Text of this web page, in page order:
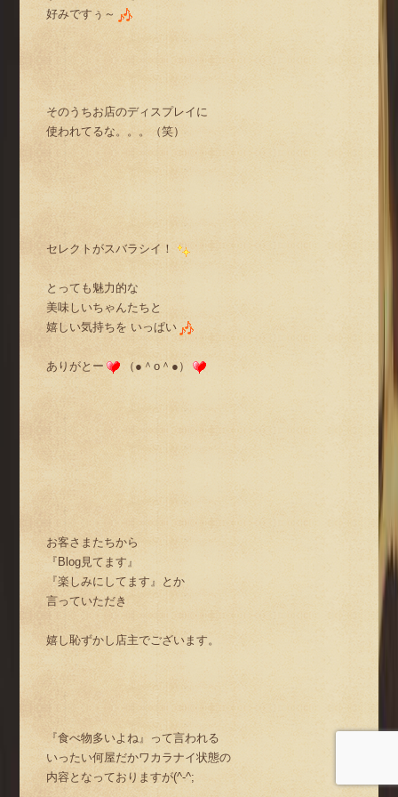
好みですぅ～
そのうちお店のディスプレイに
使われてるな。。。（笑）
セレクトがスバラシイ！
とっても魅力的な
美味しいちゃんたちと
嬉しい気持ちを いっぱい
ありがとー （●＾o＾●）
お客さまたちから
『Blog見てます』
『楽しみにしてます』とか
言っていただき
嬉し恥ずかし店主でございます。
『食べ物多いよね』って言われる
いったい何屋だかワカラナイ状態の
内容となっておりますが(^-^;